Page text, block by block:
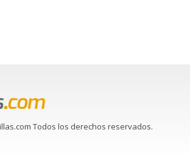
Todos los derechos reservados.